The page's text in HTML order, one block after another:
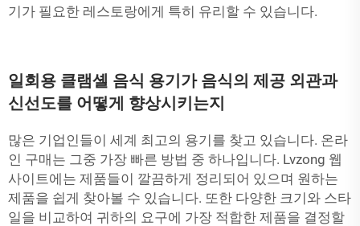
기가 필요한 레스토랑에게 특히 유리할 수 있습니다.
일회용 클램셸 음식 용기가 음식의 제공 외관과
신선도를 어떻게 향상시키는지
많은 기업인들이 세계 최고의 용기를 찾고 있습니다. 온라
인 구매는 그중 가장 빠른 방법 중 하나입니다. Lvzong 웹
사이트에는 제품들이 깔끔하게 정리되어 있으며 원하는
제품을 쉽게 찾아볼 수 있습니다. 또한 다양한 크기와 스타
일을 비교하여 귀하의 요구에 가장 적합한 제품을 결정할